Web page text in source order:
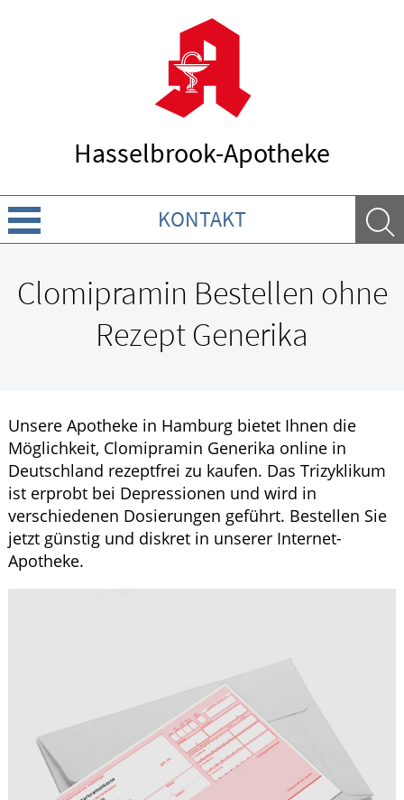
Hasselbrook-Apotheke
KONTAKT
GESUND IM ALTER
HOMÖOPATHIE
Clomipramin Bestellen ohne
Rezept Generika
Unsere Apotheke in Hamburg bietet Ihnen die
Möglichkeit, Clomipramin Generika online in
Deutschland rezeptfrei zu kaufen. Das Trizyklikum
ist erprobt bei Depressionen und wird in
verschiedenen Dosierungen geführt. Bestellen Sie
jetzt günstig und diskret in unserer Internet-
Apotheke.